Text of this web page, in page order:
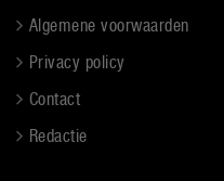
Algemene voorwaarden
Privacy policy
Contact
Redactie